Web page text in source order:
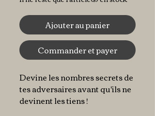
Ajouter au panier
Commander et payer
Devine les nombres secrets de
tes adversaires avant qu'ils ne
devinent les tiens !